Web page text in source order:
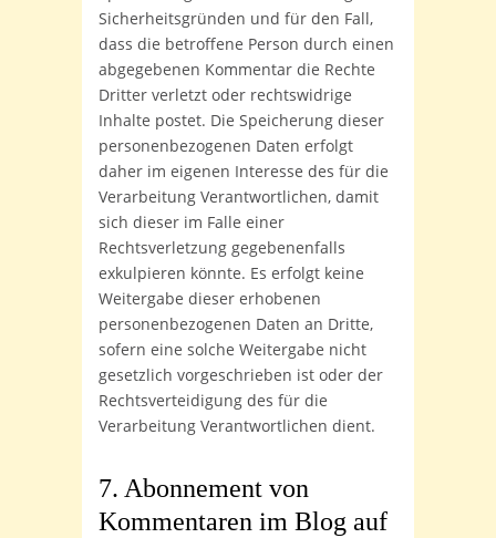
Sicherheitsgründen und für den Fall,
dass die betroffene Person durch einen
abgegebenen Kommentar die Rechte
Dritter verletzt oder rechtswidrige
Inhalte postet. Die Speicherung dieser
personenbezogenen Daten erfolgt
daher im eigenen Interesse des für die
Verarbeitung Verantwortlichen, damit
sich dieser im Falle einer
Rechtsverletzung gegebenenfalls
exkulpieren könnte. Es erfolgt keine
Weitergabe dieser erhobenen
personenbezogenen Daten an Dritte,
sofern eine solche Weitergabe nicht
gesetzlich vorgeschrieben ist oder der
Rechtsverteidigung des für die
Verarbeitung Verantwortlichen dient.
7. Abonnement von
Kommentaren im Blog auf